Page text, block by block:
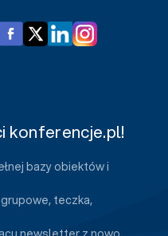
konferencje.pl!
bazy obiektów i
teczka,